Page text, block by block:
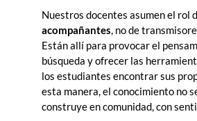
Nuestros docentes asumen el rol
acompañantes, no de
Están allí para provocar el
búsqueda y ofrecer las
los estudiantes encontrar sus
esta manera, el conocimiento no
construye en comunidad, con